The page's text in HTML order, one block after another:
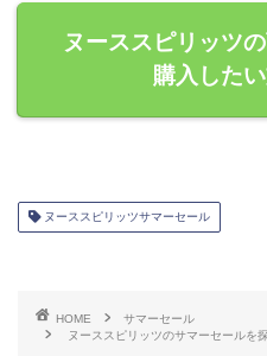
ヌーススピリッツ
購入した
ヌーススピリッツサマーセール
HOME
サマーセール
ヌーススピリッツのサマーセールを